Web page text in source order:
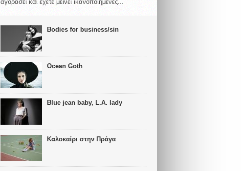
αγοράσει και έχετε μείνει ικανοποιημένες...
Bodies for business/sin
Ocean Goth
Blue jean baby, L.A. lady
Καλοκαίρι στην Πράγα